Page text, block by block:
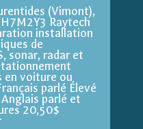
(Vimont),
Raytech
installation
de
sonar, radar et
en voiture ou
parlé Élevé
parlé et
20,50$